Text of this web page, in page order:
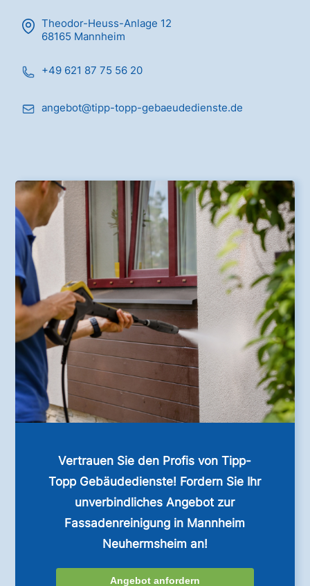
Theodor-Heuss-Anlage 12
68165 Mannheim
+49 621 87 75 56 20
angebot@tipp-topp-gebaeudedienste.de
Vertrauen Sie den Profis von Tipp-
Topp Gebäudedienste! Fordern Sie Ihr
unverbindliches Angebot zur
Fassadenreinigung in Mannheim
Neuhermsheim an!
Angebot anfordern